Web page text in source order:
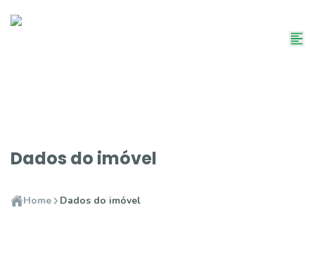
Dados do imóvel
Home Dados do imóvel